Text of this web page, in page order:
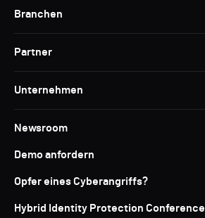
Branchen
Partner
Unternehmen
Newsroom
Demo anfordern
Opfer eines Cyberangriffs?
Hybrid Identity Protection Conference